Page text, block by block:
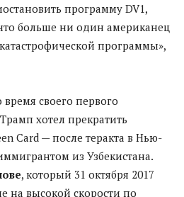
программу DV1,
больше ни один американец
программы»,
своего первого
хотел прекратить
Card — после теракта в Нью-
из Узбекистана.
, который 31 октября 2017
на высокой скорости по